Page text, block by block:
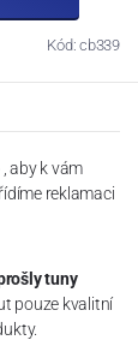
Kód: cb339
, aby k vám
reklamaci
tuny
pouze kvalitní